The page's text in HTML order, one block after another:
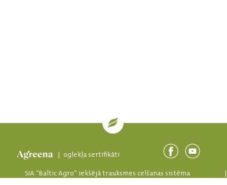
| oglekļa sertifikāti
SIA “Baltic Agro” iekšējā trauksmes celšanas sistēma